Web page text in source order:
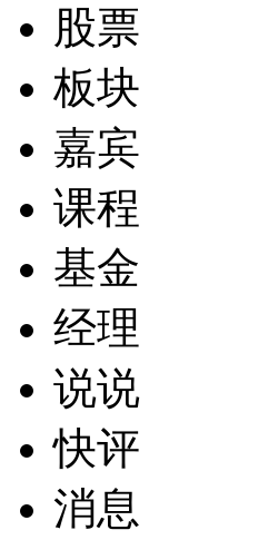
股票
板块
嘉宾
课程
基金
经理
说说
快评
消息